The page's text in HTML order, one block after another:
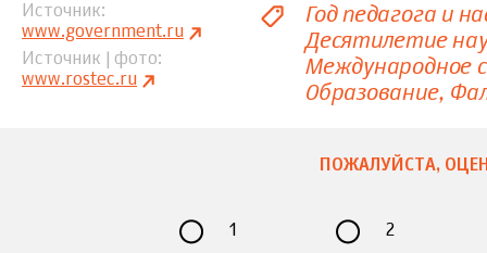
Источник
www.government.ru
Источник | фото
www.rostec.ru
Год педагога и
Десятилетие
Международное
Образование
ПОЖАЛУЙСТА,
1 2